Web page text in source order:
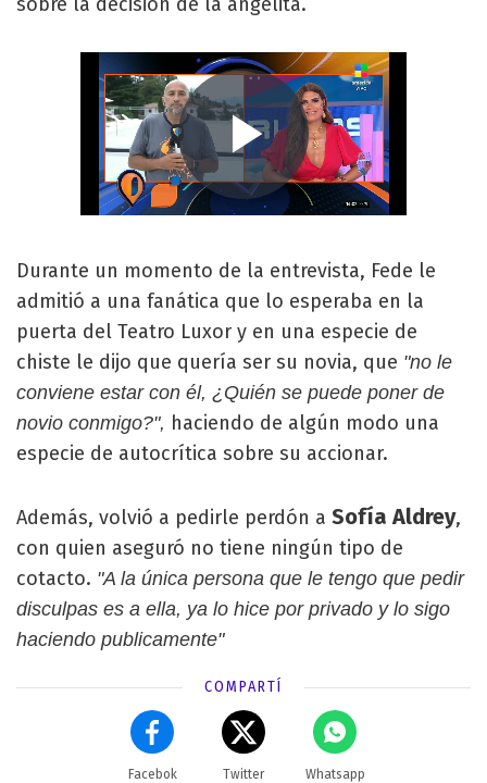
Durante un momento de la entrevista, Fede le
admitió a una fanática que lo esperaba en la
puerta del Teatro Luxor y en una especie de
chiste le dijo que quería ser su novia, que "no le
conviene estar con él, ¿Quién se puede poner de
novio conmigo?", haciendo de algún modo una
especie de autocrítica sobre su accionar.
Además, volvió a pedirle perdón a Sofía Aldrey,
con quien aseguró no tiene ningún tipo de
cotacto. "A la única persona que le tengo que pedir
disculpas es a ella, ya lo hice por privado y lo sigo
haciendo publicamente"
COMPARTÍ
Facebok Twitter Whatsapp